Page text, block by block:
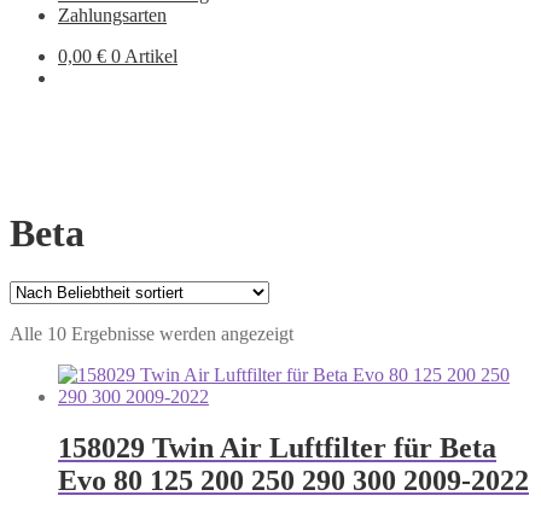
Zahlungsarten
0,00 € 0 Artikel
Beta
Alle 10 Ergebnisse werden angezeigtNach
sortiert
158029 Twin Air Luftfilter für Beta
Evo 80 125 200 250 290 300 2009-2022